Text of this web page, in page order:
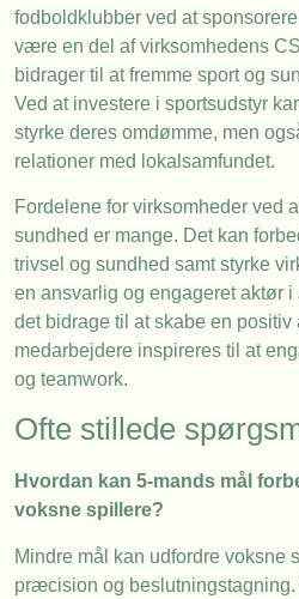
fodboldklubber ved at
være en del af virksomhedens
bidrager til at fremme sport og
Ved at investere i sportsudstyr
styrke deres omdømme, men
relationer med lokalsamfundet.
Fordelene for virksomheder ved
sundhed er mange. Det kan
trivsel og sundhed samt styrke
en ansvarlig og engageret aktør
det bidrage til at skabe en positiv
medarbejdere inspireres til at
og teamwork.
Ofte stillede
Hvordan kan 5-mands mål
voksne spillere?
Mindre mål kan udfordre voksne
præcision og